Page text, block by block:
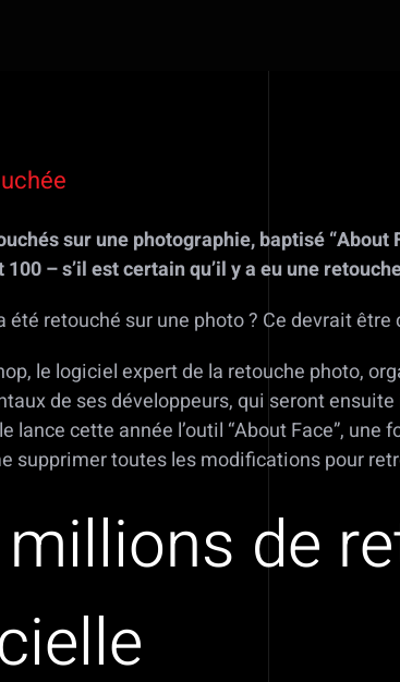
sur une photographie, baptisé “About
– s’il est certain qu’il y a eu une
retouché sur une photo ? Ce devrait
le logiciel expert de la retouche photo,
de ses développeurs, qui seront
lance cette année l’outil “About Face”,
toutes les modifications pour
de